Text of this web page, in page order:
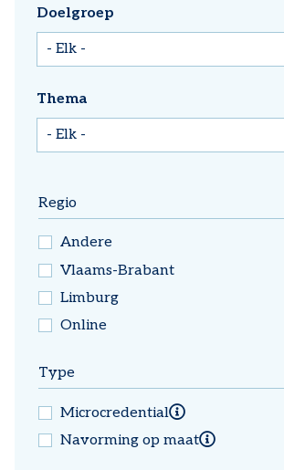
Doelgroep
Thema
Regio
Andere
Vlaams-Brabant
Limburg
Online
Type
Microcredential
Microcredential
Navorming op maat